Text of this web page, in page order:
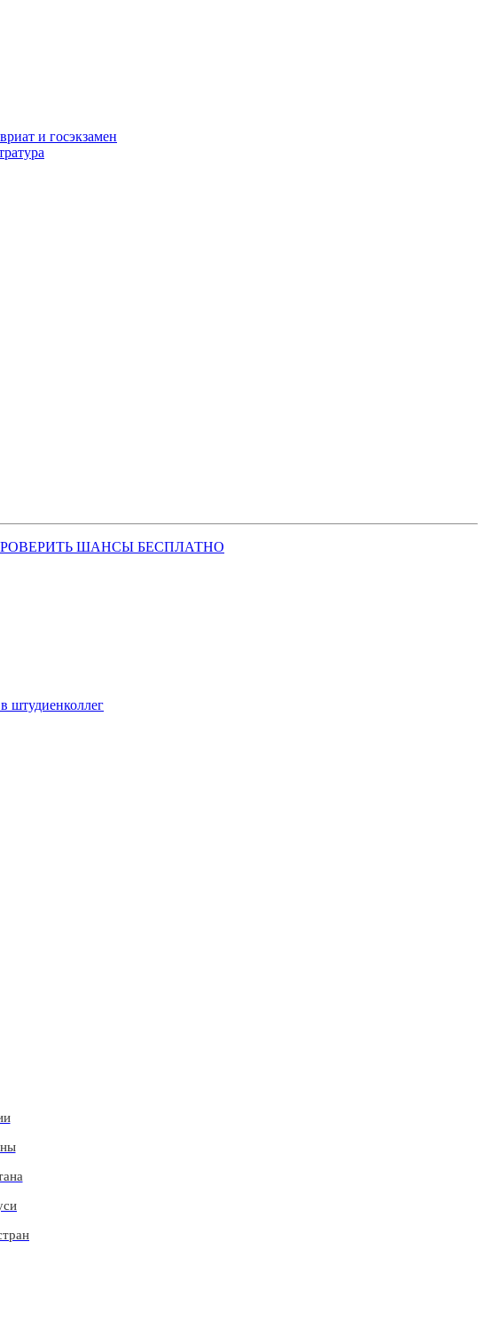
и госэкзамен
ШАНСЫ БЕСПЛАТНО
штудиенколлег